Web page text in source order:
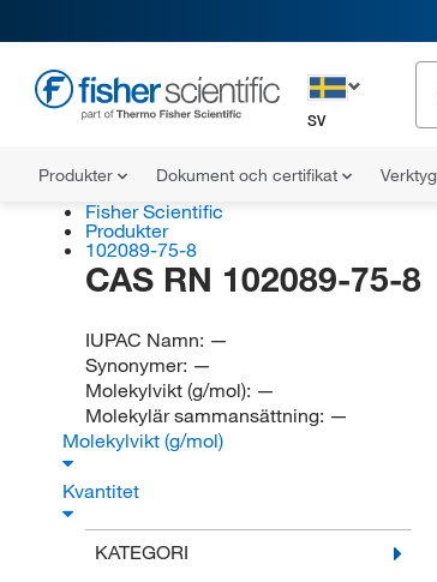
SV
Produkter Dokument och certifikat Verktyg
Fisher Scientific
Produkter
102089-75-8
CAS RN 102089-75-8
IUPAC Namn: —
Synonymer: —
Molekylvikt (g/mol): —
Molekylär sammansättning: —
Molekylvikt (g/mol)
Kvantitet
KATEGORI